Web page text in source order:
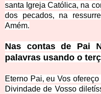
santa Igreja Católica, na
dos pecados, na
Amém.
Nas contas de Pai
palavras usando o
Eterno Pai, eu Vos
Divindade de Vosso